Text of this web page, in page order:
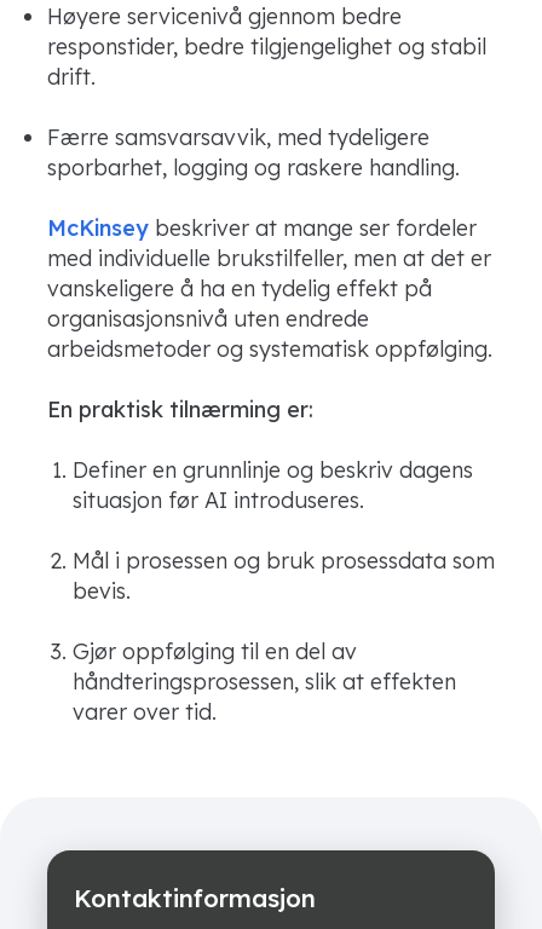
Høyere servicenivå gjennom bedre
responstider, bedre tilgjengelighet og stabil
drift.
Færre samsvarsavvik, med tydeligere
sporbarhet, logging og raskere handling.
McKinsey beskriver at mange ser fordeler
med individuelle brukstilfeller, men at det er
vanskeligere å ha en tydelig effekt på
organisasjonsnivå uten endrede
arbeidsmetoder og systematisk oppfølging.
En praktisk tilnærming er:
Definer en grunnlinje og beskriv dagens
situasjon før AI introduseres.
Mål i prosessen og bruk prosessdata som
bevis.
Gjør oppfølging til en del av
håndteringsprosessen, slik at effekten
varer over tid.
Kontaktinformasjon